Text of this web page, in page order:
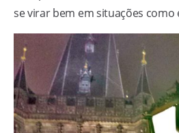
se virar bem em situações como